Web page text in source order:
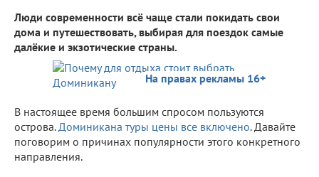
Люди современности всё чаще стали покидать свои
дома и путешествовать, выбирая для поездок самые
далёкие и экзотические страны.
На правах рекламы 16+
В настоящее время большим спросом пользуются
острова. Доминикана туры цены все включено. Давайте
поговорим о причинах популярности этого конкретного
направления.